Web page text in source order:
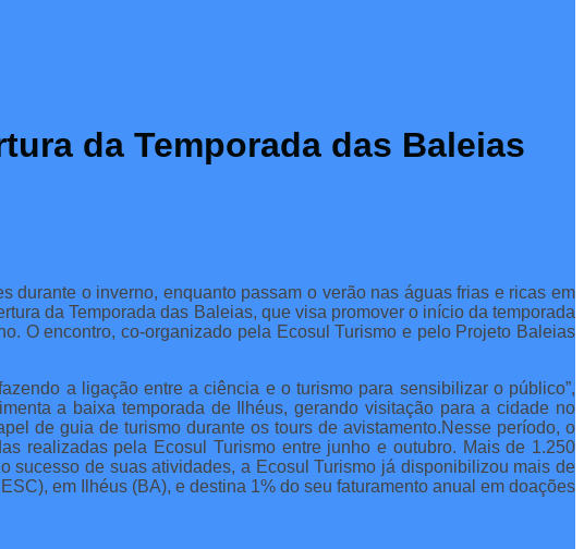
da Temporada das Baleias
durante o inverno, enquanto passam o verão nas águas frias e ricas em
da Temporada das Baleias, que visa promover o início da temporada
O encontro, co-organizado pela Ecosul Turismo e pelo Projeto Baleias
a ligação entre a ciência e o turismo para sensibilizar o público”,
a baixa temporada de Ilhéus, gerando visitação para a cidade no
de guia de turismo durante os tours de avistamento.Nesse período, o
realizadas pela Ecosul Turismo entre junho e outubro. Mais de 1.250
sucesso de suas atividades, a Ecosul Turismo já disponibilizou mais de
em Ilhéus (BA), e destina 1% do seu faturamento anual em doações